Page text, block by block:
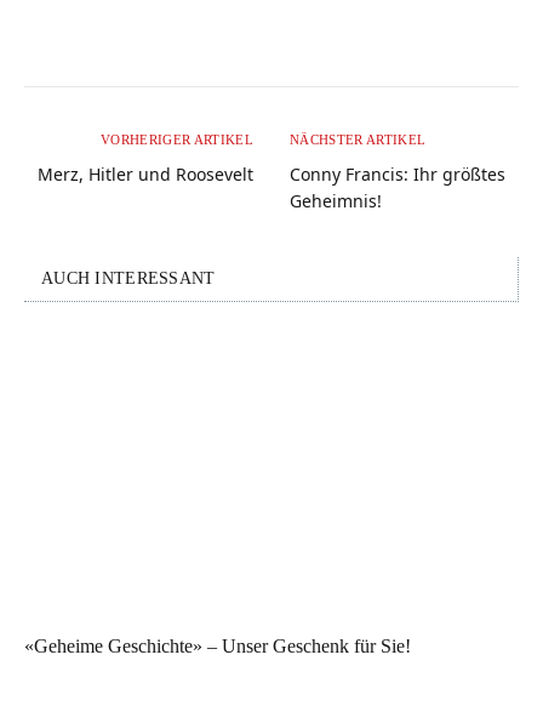
VORHERIGER ARTIKEL
Merz, Hitler und Roosevelt
NÄCHSTER ARTIKEL
Conny Francis: Ihr größtes
Geheimnis!
AUCH INTERESSANT
«Geheime Geschichte» – Unser Geschenk für Sie!